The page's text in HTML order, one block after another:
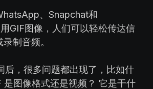
、Snapchat和
GIF图像，人们可以轻松传达信
制音频。
后，很多问题都出现了，比如什
是图像格式还是视频？ 它是干什